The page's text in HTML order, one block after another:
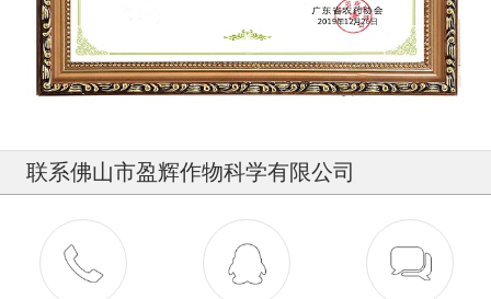
联系佛山市盈辉作物科学有限公司
400-836-9718